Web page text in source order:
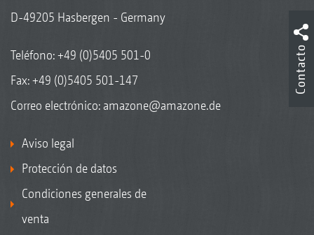
D-49205 Hasbergen - Germany
Teléfono:+49 (0)5405 501-0
Fax: +49 (0)5405 501-147
Correo electrónico: amazone@amazone.de
Aviso legal
Protección de datos
Condiciones generales de
venta
Contacto